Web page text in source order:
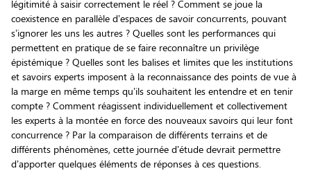
légitimité à saisir correctement le réel ? Comment se joue la
coexistence en parallèle d’espaces de savoir concurrents, pouvant
s’ignorer les uns les autres ? Quelles sont les performances qui
permettent en pratique de se faire reconnaître un privilège
épistémique ? Quelles sont les balises et limites que les institutions
et savoirs experts imposent à la reconnaissance des points de vue à
la marge en même temps qu’ils souhaitent les entendre et en tenir
compte ? Comment réagissent individuellement et collectivement
les experts à la montée en force des nouveaux savoirs qui leur font
concurrence ? Par la comparaison de différents terrains et de
différents phénomènes, cette journée d’étude devrait permettre
d’apporter quelques éléments de réponses à ces questions.